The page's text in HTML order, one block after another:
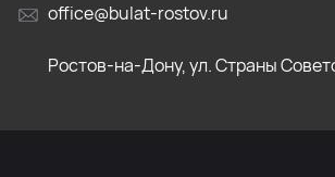
office@bulat-rostov.ru
Ростов-на-Дону, ул. Страны